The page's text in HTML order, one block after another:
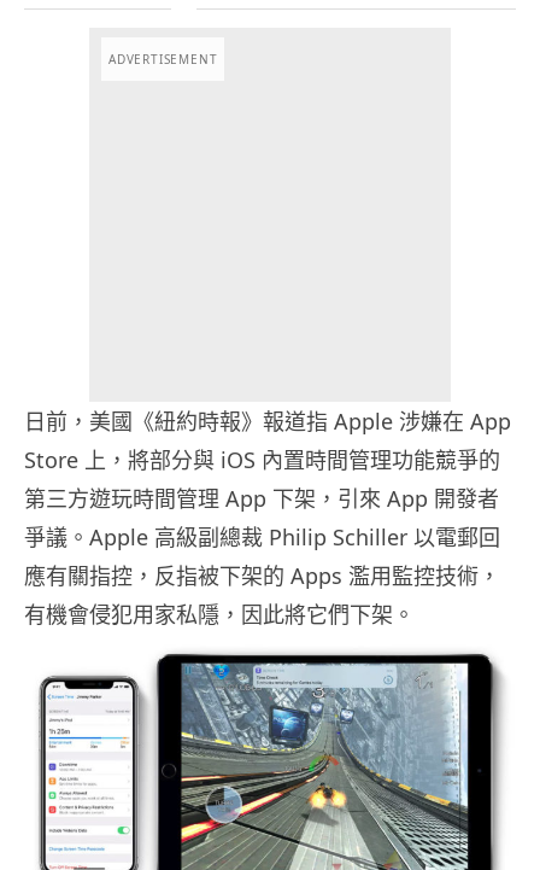
ADVERTISEMENT
日前，美國《紐約時報》報道指 Apple 涉嫌在 App
Store 上，將部分與 iOS 內置時間管理功能競爭的
第三方遊玩時間管理 App 下架，引來 App 開發者
爭議。Apple 高級副總裁 Philip Schiller 以電郵回
應有關指控，反指被下架的 Apps 濫用監控技術，
有機會侵犯用家私隱，因此將它們下架。